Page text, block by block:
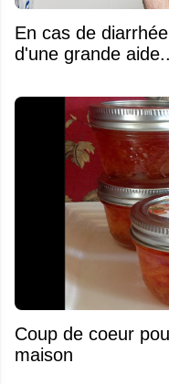
En cas de
d'une grande
Coup de coeur
maison